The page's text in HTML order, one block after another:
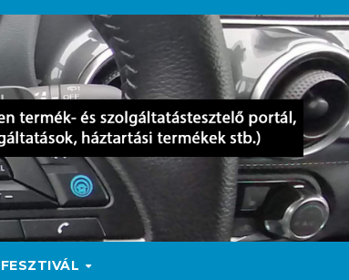
FESZTIVÁL